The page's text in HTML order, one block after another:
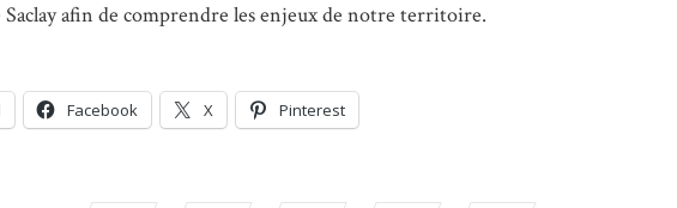
Saclay afin de comprendre les enjeux de notre territoire.
Facebook X Pinterest